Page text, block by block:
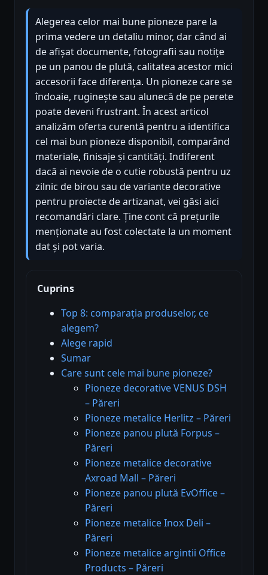
Alegerea celor mai bune pioneze pare la
prima vedere un detaliu minor, dar când ai
de afișat documente, fotografii sau notițe
pe un panou de plută, calitatea acestor mici
accesorii face diferența. Un pioneze care se
îndoaie, ruginește sau alunecă de pe perete
poate deveni frustrant. În acest articol
analizăm oferta curentă pentru a identifica
cel mai bun pioneze disponibil, comparând
materiale, finisaje și cantități. Indiferent
dacă ai nevoie de o cutie robustă pentru uz
zilnic de birou sau de variante decorative
pentru proiecte de artizanat, vei găsi aici
recomandări clare. Ține cont că prețurile
menționate au fost colectate la un moment
dat și pot varia.
Cuprins
Top 8: comparația produselor, ce
alegem?
Alege rapid
Sumar
Care sunt cele mai bune pioneze?
Pioneze decorative VENUS DSH
– Păreri
Pioneze metalice Herlitz – Păreri
Pioneze panou plută Forpus –
Păreri
Pioneze metalice decorative
Axroad Mall – Păreri
Pioneze panou plută EvOffice –
Păreri
Pioneze metalice Inox Deli –
Păreri
Pioneze metalice argintii Office
Products – Păreri